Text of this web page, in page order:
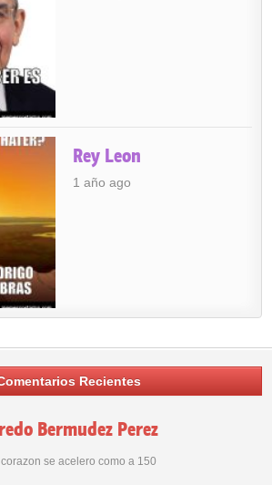
Rey Leon
1 año ago
Recientes
Bermudez Perez
se acelero como a 150